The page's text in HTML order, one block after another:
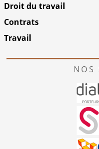
Droit du travail
Contrats
Travail
NOS